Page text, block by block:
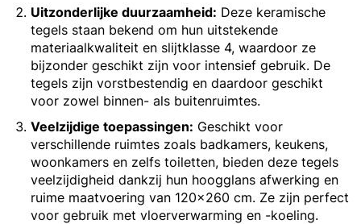
Uitzonderlijke duurzaamheid: Deze keramische
tegels staan bekend om hun uitstekende
materiaalkwaliteit en slijtklasse 4, waardoor ze
bijzonder geschikt zijn voor intensief gebruik. De
tegels zijn vorstbestendig en daardoor geschikt
voor zowel binnen- als buitenruimtes.
Veelzijdige toepassingen: Geschikt voor
verschillende ruimtes zoals badkamers, keukens,
woonkamers en zelfs toiletten, bieden deze tegels
veelzijdigheid dankzij hun hoogglans afwerking en
ruime maatvoering van 120x260 cm. Ze zijn perfect
voor gebruik met vloerverwarming en -koeling.